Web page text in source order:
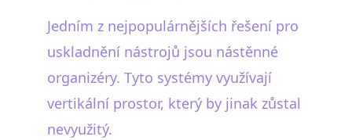
Jedním z nejpopulárnějších řešení pro
uskladnění nástrojů jsou nástěnné
organizéry. Tyto systémy využívají
vertikální prostor, který by jinak zůstal
nevyužitý.